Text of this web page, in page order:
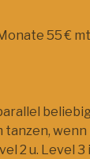
55 €
tanzen,
2 u. Level